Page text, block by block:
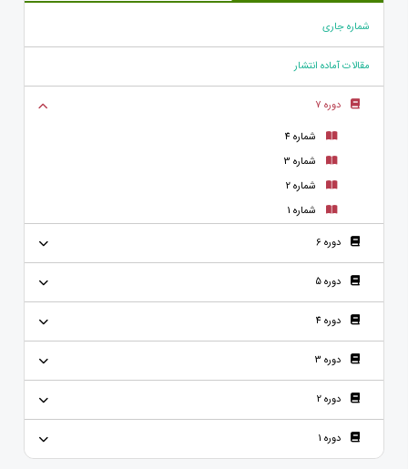
شماره جاری
مقالات آماده انتشار
دوره 7
شماره 4
شماره 3
شماره 2
شماره 1
دوره 6
دوره 5
دوره 4
دوره 3
دوره 2
دوره 1